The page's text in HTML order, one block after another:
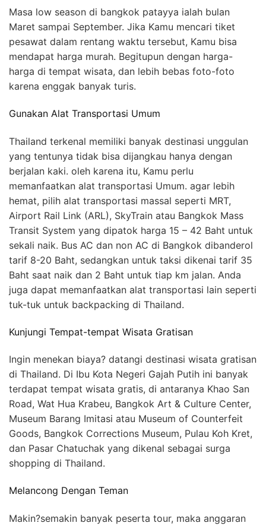
Masa low season di bangkok patayya ialah bulan
Maret sampai September. Jika Kamu mencari tiket
pesawat dalam rentang waktu tersebut, Kamu bisa
mendapat harga murah. Begitupun dengan harga-
harga di tempat wisata, dan lebih bebas foto-foto
karena enggak banyak turis.
Gunakan Alat Transportasi Umum
Thailand terkenal memiliki banyak destinasi unggulan
yang tentunya tidak bisa dijangkau hanya dengan
berjalan kaki. oleh karena itu, Kamu perlu
memanfaatkan alat transportasi Umum. agar lebih
hemat, pilih alat transportasi massal seperti MRT,
Airport Rail Link (ARL), SkyTrain atau Bangkok Mass
Transit System yang dipatok harga 15 – 42 Baht untuk
sekali naik. Bus AC dan non AC di Bangkok dibanderol
tarif 8-20 Baht, sedangkan untuk taksi dikenai tarif 35
Baht saat naik dan 2 Baht untuk tiap km jalan. Anda
juga dapat memanfaatkan alat transportasi lain seperti
tuk-tuk untuk backpacking di Thailand.
Kunjungi Tempat-tempat Wisata Gratisan
Ingin menekan biaya? datangi destinasi wisata gratisan
di Thailand. Di Ibu Kota Negeri Gajah Putih ini banyak
terdapat tempat wisata gratis, di antaranya Khao San
Road, Wat Hua Krabeu, Bangkok Art & Culture Center,
Museum Barang Imitasi atau Museum of Counterfeit
Goods, Bangkok Corrections Museum, Pulau Koh Kret,
dan Pasar Chatuchak yang dikenal sebagai surga
shopping di Thailand.
Melancong Dengan Teman
Makin?semakin banyak peserta tour, maka anggaran